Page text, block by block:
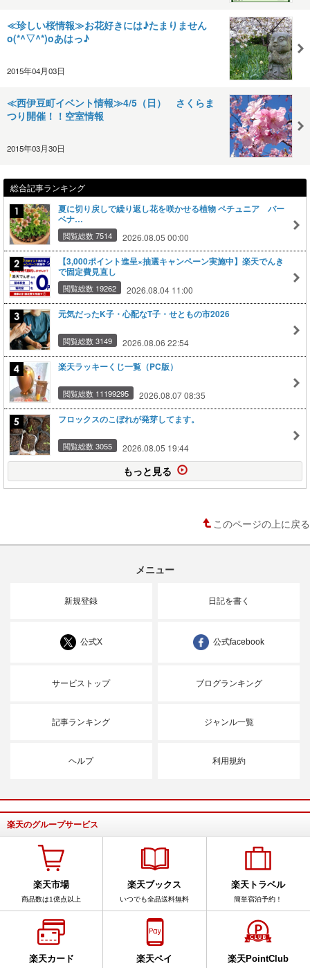
≪珍しい桜情報≫お花好きには♪たまりません
o(*^▽^*)oあはっ♪
2015年04月03日
≪西伊豆町イベント情報≫4/5（日） さくらま
つり開催！！空室情報
2015年03月30日
総合記事ランキング
夏に切り戻しで繰り返し花を咲かせる植物 ペチュニア バー
ベナ…
閲覧総数 7514 2026.08.05 00:00
【3,000ポイント進呈×抽選キャンペーン実施中】楽天でんき
で固定費見直し
閲覧総数 19262 2026.08.04 11:00
元気だったK子・心配なT子・せともの市2026
閲覧総数 3149 2026.08.06 22:54
楽天ラッキーくじ一覧（PC版）
閲覧総数 11199295 2026.08.07 08:35
フロックスのこぼれが発芽してます。
閲覧総数 3055 2026.08.05 19:44
もっと見る
このページの上に戻る
メニュー
新規登録 日記を書く
公式X 公式facebook
サービストップ ブログランキング
記事ランキング ジャンル一覧
ヘルプ 利用規約
楽天のグループサービス
楽天市場
商品数は1億点以上
楽天ブックス
いつでも全品送料無料
楽天トラベル
簡単宿泊予約！
楽天カード 楽天ペイ 楽天PointClub